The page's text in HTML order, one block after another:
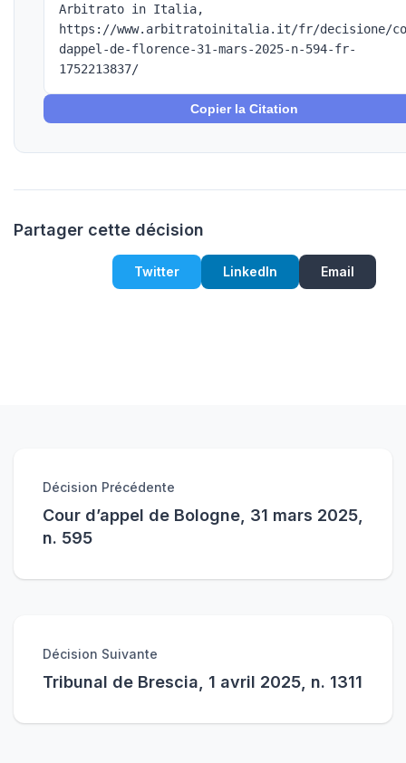
Arbitrato in Italia,
https://www.arbitratoinitalia.it/fr/decisione/
dappel-de-florence-31-mars-2025-n-594-fr-
1752213837/
Copier la Citation
Partager cette décision
Twitter LinkedIn Email
Décision Précédente
Cour d’appel de Bologne, 31 mars 2025,
n. 595
Décision Suivante
Tribunal de Brescia, 1 avril 2025, n. 1311